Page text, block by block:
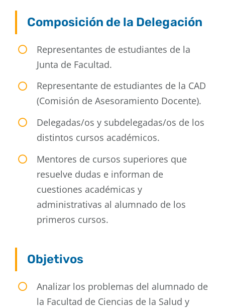
Composición de la Delegación
Representantes de estudiantes de la
Junta de Facultad.
Representante de estudiantes de la CAD
(Comisión de Asesoramiento Docente).
Delegadas/os y subdelegadas/os de los
distintos cursos académicos.
Mentores de cursos superiores que
resuelve dudas e informan de
cuestiones académicas y
administrativas al alumnado de los
primeros cursos.
Objetivos
Analizar los problemas del alumnado de
la Facultad de Ciencias de la Salud y